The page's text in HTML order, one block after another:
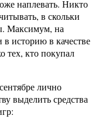
наплевать. Никто
в скольки
Максимум, на
историю в качестве
тех, кто покупал
лично
выделить средства